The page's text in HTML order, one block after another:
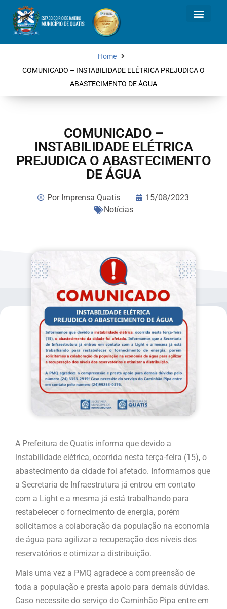
Home
COMUNICADO – INSTABILIDADE ELÉTRICA PREJUDICA O
ABASTECIMENTO DE ÁGUA
COMUNICADO –
INSTABILIDADE ELÉTRICA
PREJUDICA O ABASTECIMENTO
DE ÁGUA
PorImprensa Quatis
15/08/2023
Notícias
A Prefeitura de Quatis informa que devido a
instabilidade elétrica, ocorrida nesta terça-feira (15), o
abastecimento da cidade foi afetado. Informamos que
a Secretaria de Infraestrutura já entrou em contato
com a Light e a mesma já está trabalhando para
restabelecer o fornecimento de energia, porém
solicitamos a colaboração da população na economia
de água para agilizar a recuperação dos níveis dos
reservatórios e otimizar a distribuição.
Mais uma vez a PMQ agradece a compreensão de
toda a população e presta apoio para demais dúvidas.
Caso necessite do serviço do Caminhão Pipa entre em